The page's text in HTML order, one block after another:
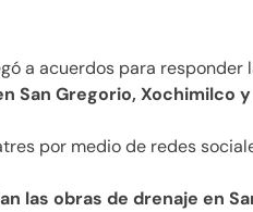
a acuerdos para responder
San Gregorio, Xochimilco
por medio de redes
las obras de drenaje en